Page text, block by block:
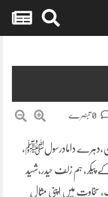
دامادرسولﷺ،
پیکر، ہم زلف حیدر،شہید
سخاوت میں اپنی مثال